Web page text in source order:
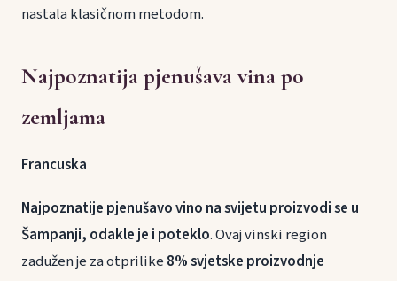
nastala klasičnom metodom.
Najpoznatija pjenušava vina po
zemljama
Francuska
Najpoznatije pjenušavo vino na svijetu proizvodi se u
Šampanji, odakle je i poteklo. Ovaj vinski region
zadužen je za otprilike 8% svjetske proizvodnje